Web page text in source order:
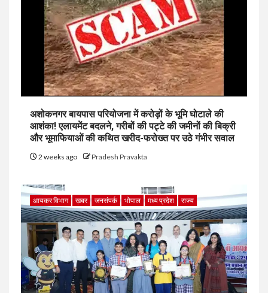
अशोकनगर बायपास परियोजना में करोड़ों के भूमि घोटाले की
आशंका! एलायमेंट बदलने, गरीबों की पट्टे की जमीनों की बिक्री
और भूमाफियाओं की कथित खरीद-फरोख्त पर उठे गंभीर सवाल
2 weeks ago Pradesh Pravakta
आयकर विभाग ख़बर जनसंपर्क भोपाल मध्य प्रदेश राज्य